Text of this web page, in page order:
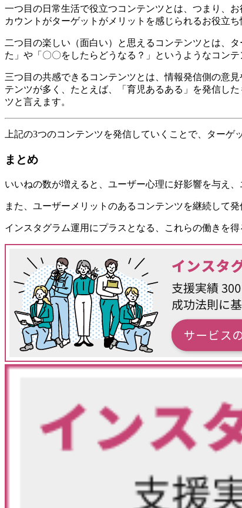
一つ目の日常生活で役立つコンテンツとは、つまり、
カウントがターゲットがメリットを感じられるお役立ち
二つ目の楽しい（面白い）と思えるコンテンツとは、
た」や「〇〇をしたらどうなる？」というようなコン
三つ目の共感できるコンテンツとは、情報発信側の意
テンツが多く、たとえば、「育児あるある」を発信し
ツと言えます。
上記の3つのコンテンツを発信していくことで、ター
まとめ
いいねの数が増えると、ユーザー心理に好影響を与え
また、ユーザーメリットのあるコンテンツを継続して
インスタグラム運用にプラスとなる、これらの働きを